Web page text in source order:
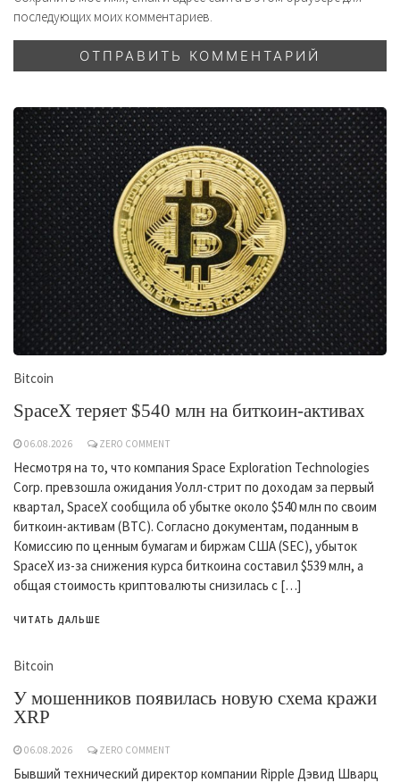
последующих моих комментариев.
Bitcoin
SpaceX теряет $540 млн на биткоин-активах
06.08.2026 ZERO COMMENT
Несмотря на то, что компания Space Exploration Technologies
Corp. превзошла ожидания Уолл-стрит по доходам за первый
квартал, SpaceX сообщила об убытке около $540 млн по своим
биткоин-активам (BTC). Согласно документам, поданным в
Комиссию по ценным бумагам и биржам США (SEC), убыток
SpaceX из-за снижения курса биткоина составил $539 млн, а
общая стоимость криптовалюты снизилась с […]
ЧИТАТЬ ДАЛЬШЕ
Bitcoin
У мошенников появилась новую схема кражи
XRP
06.08.2026 ZERO COMMENT
Бывший технический директор компании Ripple Дэвид Шварц